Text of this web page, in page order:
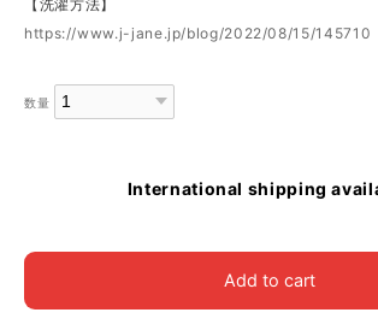
【洗濯方法】
https://www.j-jane.jp/blog/2022/08/15/145710
数量
International shipping
Add to cart